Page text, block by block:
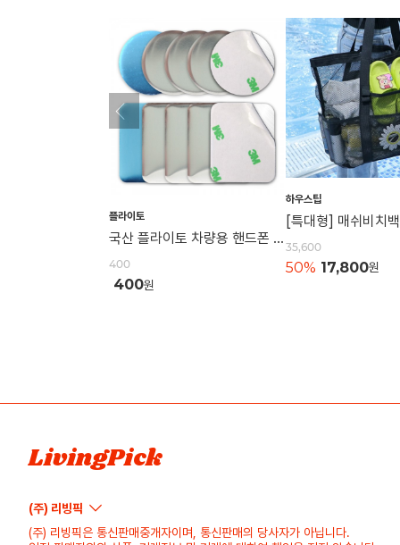
플라이토
국산 플라이토 차량용 핸드폰 자석 거치대 철판 원형 사각 40mm
400
400원
하우스팁
35,600
50% 17,800원
LivingPick
(주) 리빙픽
(주) 리빙픽은 통신판매중개자이며, 통신판매의 당사자가 아닙니다.